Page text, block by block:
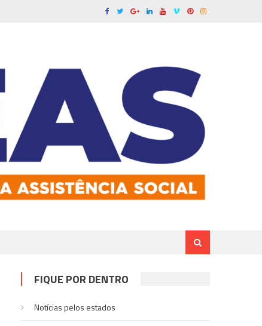
FIQUE POR DENTRO
Notícias pelos estados